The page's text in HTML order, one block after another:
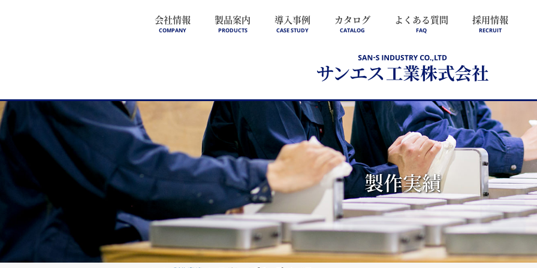
会社情報
COMPANY
製品案内
PRODUCTS
導入事例
CASE STUDY
カタログ
CATALOG
よくある質問
FAQ
採用情報
RECRUIT
製作実績